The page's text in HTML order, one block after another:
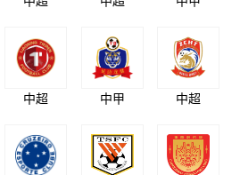
中超 中甲 中超